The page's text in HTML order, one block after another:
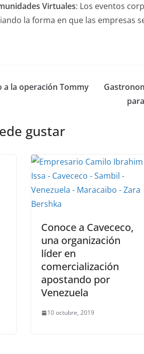
Virtuales: Los eventos
la forma en que las empresas
a la operación Tommy
gustar
Conoce a Cavececo,
una organización
líder en
comercialización
apostando por
Venezuela
10 octubre, 2019